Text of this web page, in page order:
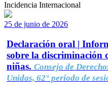
Incidencia Internacional
25 de junio de 2026
Declaración oral |
sobre la discriminación
niñas. Consejo de
Unidas, 62° período de